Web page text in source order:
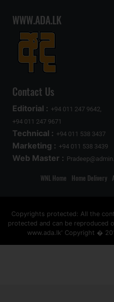
WWW.ADA.LK
Contact Us
Editorial : +94 011 247 9642,
+94 011 247 9671
Technical : +94 011 538 3437
Marketing : +94 011 538 3439
Web Master :
WNL Home Home Delivery
Copyrights protected: All the
protected and can be reproduced
www.ada.lk' Copyright �